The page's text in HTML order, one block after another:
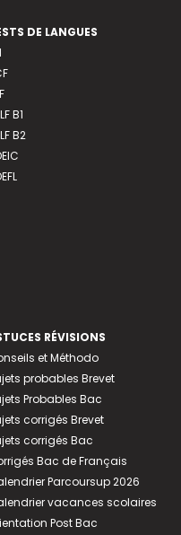
DE LANGUES
B1
B2
RÉVISIONS
et Méthodo
probables Brevet
Probables Bac
corrigés Brevet
corrigés Bac
Bac de Français
Parcoursup 2026
vacances scolaires
Post Bac